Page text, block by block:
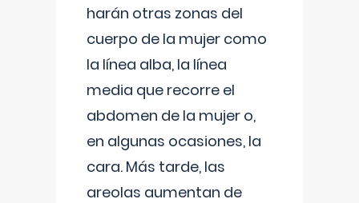
harán otras zonas del
cuerpo de la mujer como
la línea alba, la línea
media que recorre el
abdomen de la mujer o,
en algunas ocasiones, la
cara. Más tarde, las
areolas aumentan de